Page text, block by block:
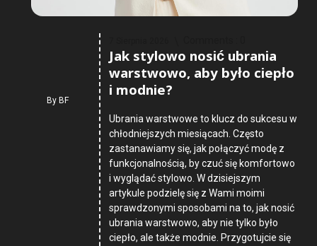
ByBF
Jak stylowo nosić ubrania
warstwowo, aby było ciepło
i modnie?
Ubrania warstwowe to klucz do sukcesu w
chłodniejszych miesiącach. Często
zastanawiamy się, jak połączyć modę z
funkcjonalnością, by czuć się komfortowo
i wyglądać stylowo. W dzisiejszym
artykule podzielę się z Wami moimi
sprawdzonymi sposobami na to, jak nosić
ubrania warstwowo, aby nie tylko było
ciepło, ale także modnie. Przygotujcie się